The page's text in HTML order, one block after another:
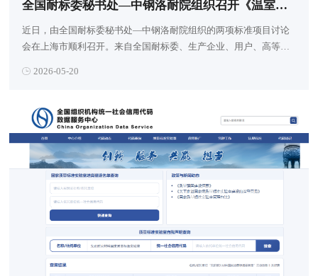
全国耐标委秘书处—中钢洛耐院组织召开《温室气体 产品碳足迹量化方法与要求 耐火材料》等两项标准项目讨论会
近日，由全国耐标委秘书处—中钢洛耐院组织的两项标准项目讨论
会在上海市顺利召开。来自全国耐标委、生产企业、用户、高等院
2026-05-20